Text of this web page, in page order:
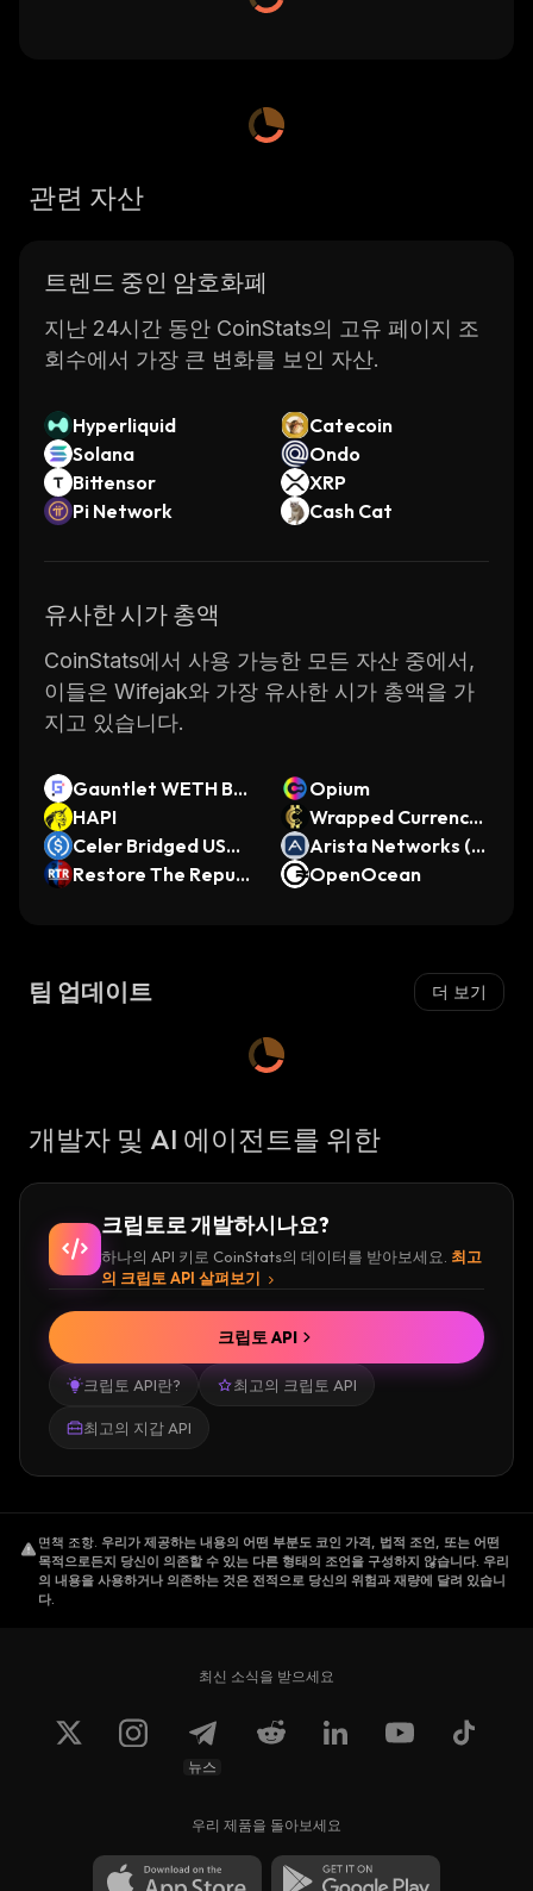
관련 자산
트렌드 중인 암호화폐
지난 24시간 동안 CoinStats의 고유 페이지 조
회수에서 가장 큰 변화를 보인 자산.
Hyperliquid
Catecoin
Solana
Ondo
Bittensor
XRP
Pi Network
Cash Cat
유사한 시가 총액
CoinStats에서 사용 가능한 모든 자산 중에서,
이들은 Wifejak와 가장 유사한 시가 총액을 가
지고 있습니다.
Gauntlet WETH Bal
anced
Opium
HAPI
Wrapped Currency
Coin
Celer Bridged USD
C (Filecoin)
Arista Networks (O
ndo Tokenized Stoc
Restore The Republ
OpenOcean
팀 업데이트 더 보기
개발자 및 AI 에이전트를 위한
크립토로 개발하시나요?
하나의 API 키로 CoinStats의 데이터를 받아보세요. 최고
의 크립토 API 살펴보기
크립토 API란? 최고의 크립토 API
최고의 지갑 API
크립토 API
면책 조항. 우리가 제공하는 내용의 어떤 부분도 코인 가격, 법적 조언, 또는 어떤
목적으로든지 당신이 의존할 수 있는 다른 형태의 조언을 구성하지 않습니다. 우리
의 내용을 사용하거나 의존하는 것은 전적으로 당신의 위험과 재량에 달려 있습니
다.
최신 소식을 받으세요
뉴스
우리 제품을 돌아보세요